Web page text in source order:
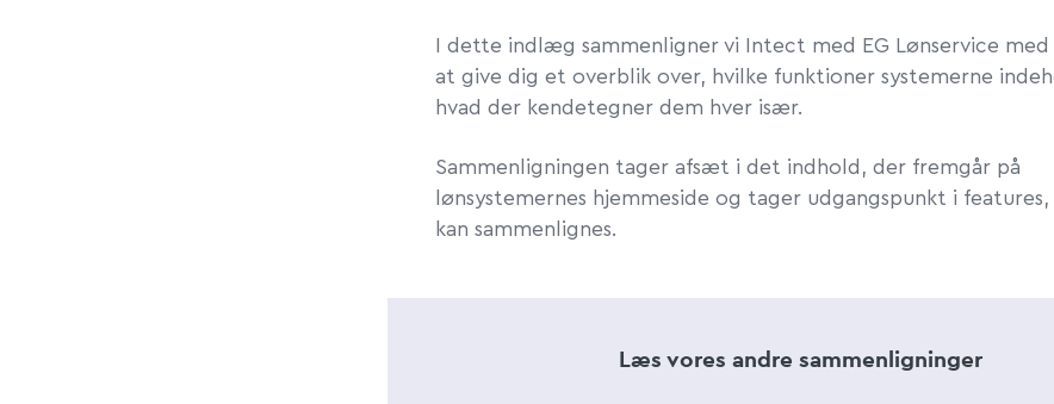
I dette indlæg sammenligner vi Intect med EG Lønservice
at give dig et overblik over, hvilke funktioner systemerne
hvad der kendetegner dem hver især.
Sammenligningen tager afsæt i det indhold, der fremgår på
lønsystemernes hjemmeside og tager udgangspunkt i
kan sammenlignes.
Læs vores andre sammenligninger